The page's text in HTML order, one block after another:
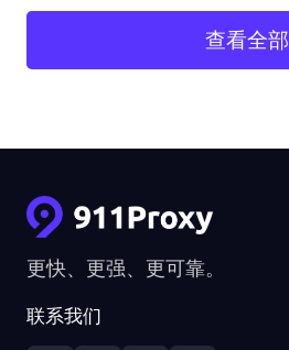
查看全部
更快、更强、更可靠。
联系我们